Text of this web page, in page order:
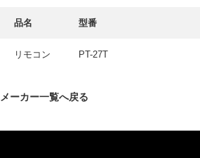
INTERVIEW
品名 型番
リモコン PT-27T
メーカー一覧へ戻る